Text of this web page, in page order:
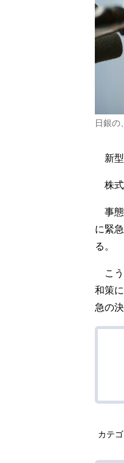
日銀の
新型
株式
事態
に緊
る。
こう
和策
急の
カテゴ